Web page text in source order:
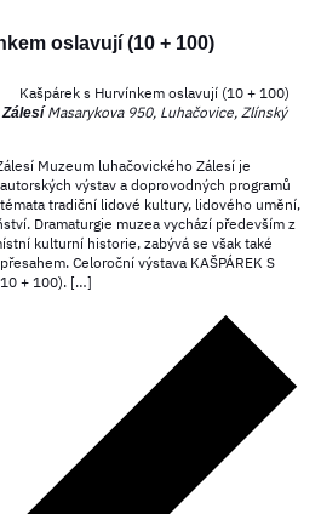
oslavují (10 + 100)
Kašpárek s Hurvínkem oslavují (10 + 100)
Zálesí Masarykova 950, Luhačovice, Zlínský
Muzeum luhačovického Zálesí je
výstav a doprovodných programů
tradiční lidové kultury, lidového umění,
Dramaturgie muzea vychází především z
kulturní historie, zabývá se však také
Celoroční výstava KAŠPÁREK S
+ 100). […]